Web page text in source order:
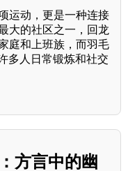
运动，更是一种连接
大的社区之一，回龙
庭和上班族，而羽毛
多人日常锻炼和社交
方言中的幽